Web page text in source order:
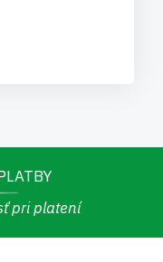
pri platení